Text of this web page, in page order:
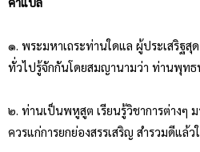
๑. พระมหาเถระท่านใดแล ผู้ประเสริ
ทั่วไปรู้จักกันโดยสมญานามว่า ท่านพุทธ
๒. ท่านเป็นพหูสูต เรียนรู้วิชาการต่างๆ
ควรแก่การยกย่องสรรเสริญ สำรวมดีแล้